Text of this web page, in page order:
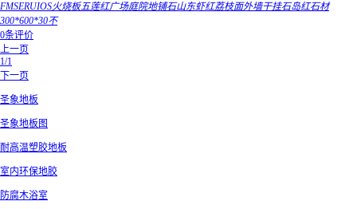
FMSERUIOS火烧板五莲红广场庭院地铺石山东虾红荔枝面外墙干挂石岛红石材
300*600*30不
0条评价
上一页
1/1
下一页
圣象地板
圣象地板图
耐高温塑胶地板
室内环保地胶
防腐木浴室